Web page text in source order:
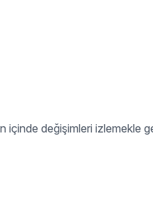
içinde değişimleri izlemekle